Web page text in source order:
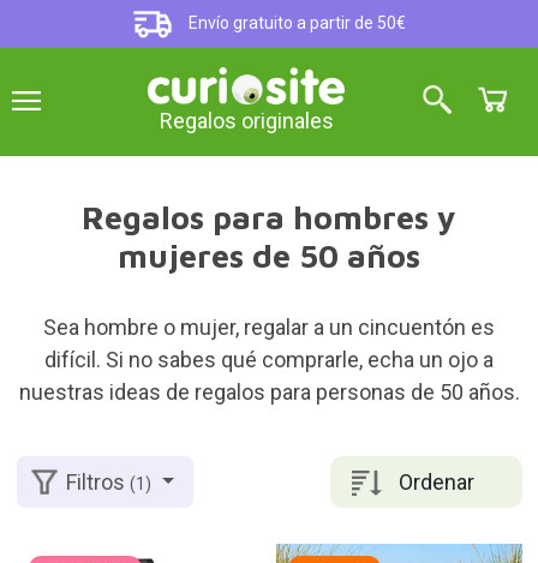
Envío gratuito a partir de 50€
Regalos originales
Regalos para hombres y
mujeres de 50 años
Sea hombre o mujer, regalar a un cincuentón es
difícil. Si no sabes qué comprarle, echa un ojo a
nuestras ideas de regalos para personas de 50 años.
Ordenar
Filtros(1)